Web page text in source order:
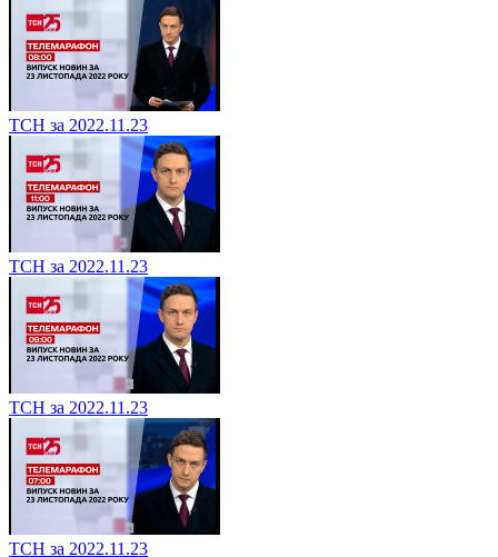
ТСН за 2022.11.23
ТСН за 2022.11.23
ТСН за 2022.11.23
ТСН за 2022.11.23